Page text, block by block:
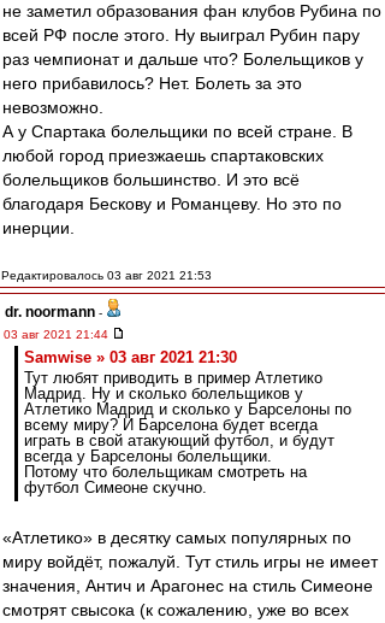
не заметил образования фан клубов Рубина по
всей РФ после этого. Ну выиграл Рубин пару
раз чемпионат и дальше что? Болельщиков у
него прибавилось? Нет. Болеть за это
невозможно.
А у Спартака болельщики по всей стране. В
любой город приезжаешь спартаковских
болельщиков большинство. И это всё
благодаря Бескову и Романцеву. Но это по
инерции.
Редактировалось 03 авг 2021 21:53
dr. noormann -
03 авг 2021 21:44
Samwise » 03 авг 2021 21:30
Тут любят приводить в пример Атлетико
Мадрид. Ну и сколько болельщиков у
Атлетико Мадрид и сколько у Барселоны по
всему миру? И Барселона будет всегда
играть в свой атакующий футбол, и будут
всегда у Барселоны болельщики.
Потому что болельщикам смотреть на
футбол Симеоне скучно.
«Атлетико» в десятку самых популярных по
миру войдёт, пожалуй. Тут стиль игры не имеет
значения, Антич и Арагонес на стиль Симеоне
смотрят свысока (к сожалению, уже во всех